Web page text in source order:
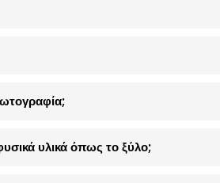
υλικά όπως το ξύλο;